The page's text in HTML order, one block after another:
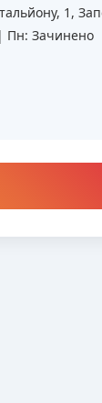
1,
Пн: Зачинено